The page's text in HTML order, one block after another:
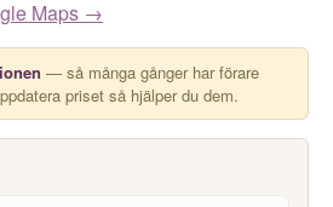
Maps →
— så många gånger har förare
priset så hjälper du dem.